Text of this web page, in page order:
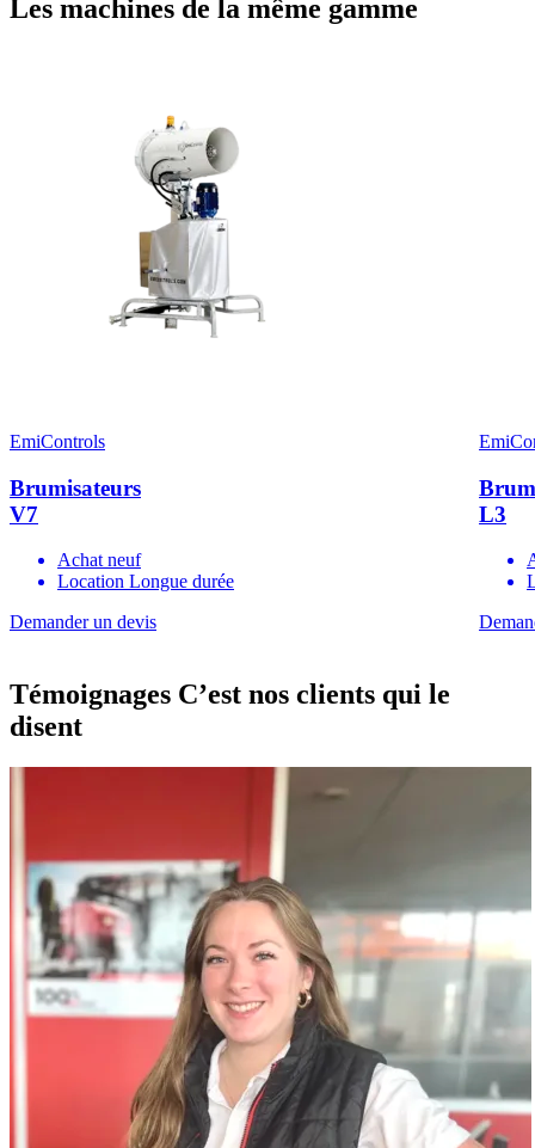
Les machines de la même gamme
EmiControls
Brumisateurs
V7
Achat neuf
Location Longue durée
Demander un devis
L3
Témoignages C’est nos clients qui le
disent